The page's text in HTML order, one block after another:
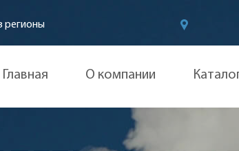
регионы
Главная О компании